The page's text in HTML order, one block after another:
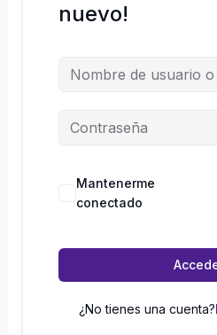
nuevo!
Mantenerme
conectado
¿No tienes una cuenta?